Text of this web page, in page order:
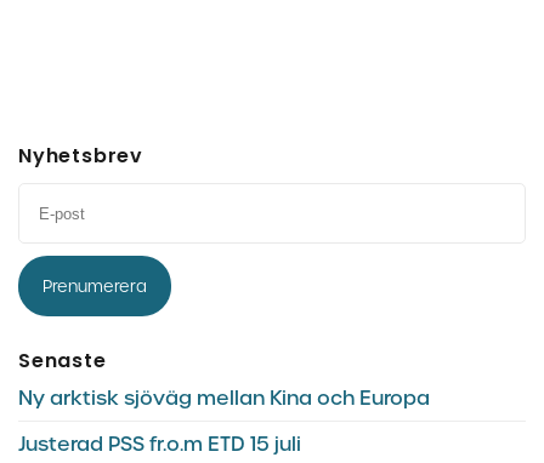
Nyhetsbrev
Prenumerera
Senaste
Ny arktisk sjöväg mellan Kina och Europa
Justerad PSS fr.o.m ETD 15 juli